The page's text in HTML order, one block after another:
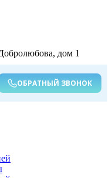
дом 1
ОБРАТНЫЙ ЗВОНОК